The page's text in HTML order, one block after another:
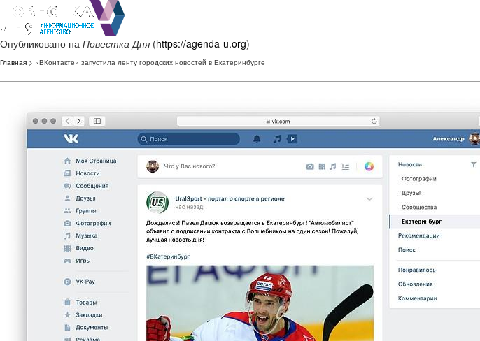
Опубликовано на Повестка Дня (https://agenda-u.org)
Главная > «ВКонтакте» запустила ленту городских новостей в Екатеринбурге